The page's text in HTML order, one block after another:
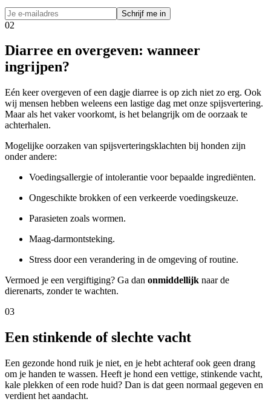
Schrijf me in
02
Diarree en overgeven: wanneer
ingrijpen?
Eén keer overgeven of een dagje diarree is op zich niet zo erg. Ook
wij mensen hebben weleens een lastige dag met onze spijsvertering.
Maar als het vaker voorkomt, is het belangrijk om de oorzaak te
achterhalen.
Mogelijke oorzaken van spijsverteringsklachten bij honden zijn
onder andere:
Voedingsallergie of intolerantie voor bepaalde ingrediënten.
Ongeschikte brokken of een verkeerde voedingskeuze.
Parasieten zoals wormen.
Maag-darmontsteking.
Stress door een verandering in de omgeving of routine.
Vermoed je een vergiftiging? Ga dan onmiddellijk naar de
dierenarts, zonder te wachten.
03
Een stinkende of slechte vacht
Een gezonde hond ruik je niet, en je hebt achteraf ook geen drang
om je handen te wassen. Heeft je hond een vettige, stinkende vacht,
kale plekken of een rode huid? Dan is dat geen normaal gegeven en
verdient het aandacht.